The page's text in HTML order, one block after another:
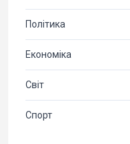
Політика
Економіка
Світ
Спорт